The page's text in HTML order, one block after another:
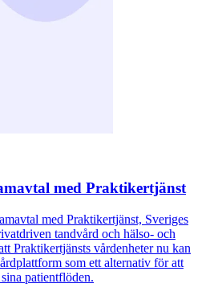
med Praktikertjänst
med Praktikertjänst, Sveriges
tandvård och hälso- och
Praktikertjänsts vårdenheter nu kan
som ett alternativ för att
patientflöden.